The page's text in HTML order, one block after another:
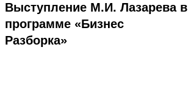
Выступление М.И. Лазарева в
программе «Бизнес
Разборка»